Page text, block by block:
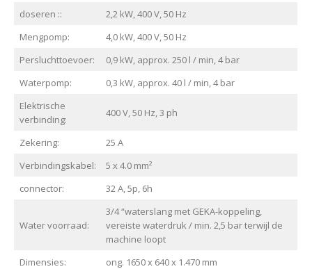
doseren ::
2,2 kW, 400 V, 50 Hz
Mengpomp:
4,0 kW, 400 V, 50 Hz
Persluchttoevoer:
0,9 kW, approx. 250 l / min, 4 bar
Waterpomp:
0,3 kW, approx. 40 l / min, 4 bar
Elektrische
verbinding:
400 V, 50 Hz, 3 ph
Zekering:
25 A
Verbindingskabel:
5 x 4.0 mm²
connector:
32 A, 5p, 6h
Water voorraad:
3/4 “waterslang met GEKA-koppeling,
vereiste waterdruk / min. 2,5 bar terwijl de
machine loopt
Dimensies:
ong. 1650 x 640 x 1.470 mm